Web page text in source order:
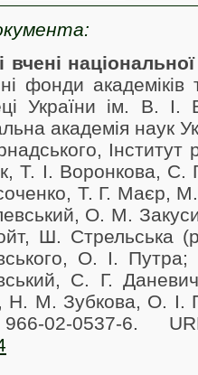
вчені
фонди академіків
України ім. В.
академія наук
Інститут
Т. І. Воронкова,
Т. Г. Маєр,
О. М.
Ш. Стрельська
О. І.
С. Г.
Н. М. Зубкова, О. І.
02-0537-6.